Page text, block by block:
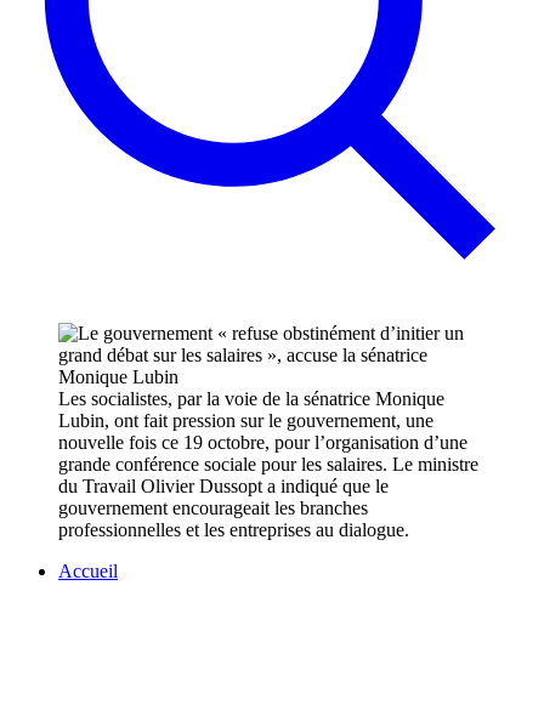
Les socialistes, par la voie de la sénatrice Monique
Lubin, ont fait pression sur le gouvernement, une
nouvelle fois ce 19 octobre, pour l’organisation d’une
grande conférence sociale pour les salaires. Le ministre
du Travail Olivier Dussopt a indiqué que le
gouvernement encourageait les branches
professionnelles et les entreprises au dialogue.
Accueil